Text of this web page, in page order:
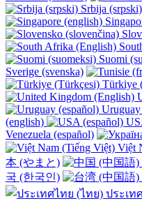
Srbija (srpski)
Suomi
Sverige (svenska)
Türkiye
Uruguay
(english)
Venezuela (español)
Việt
本 (やまと)
국 (한국인)
ประเท